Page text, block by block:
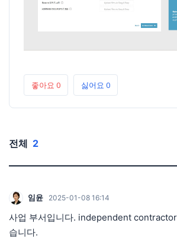
좋아요 0 싫어요 0
전체 2
임윤 2025-01-08 16:14
사업 부서입니다. independent
습니다.